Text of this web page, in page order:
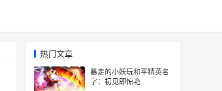
热门文章
暴走的小妖玩和平精英名
字：初见即惊艳